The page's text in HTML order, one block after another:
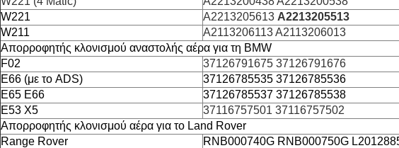
W221
A2213205613 A2213205513
W211
A2113206113 A2113206013
Απορροφητής κλονισμού αναστολής αέρα για τη BMW
F02
37126791675 37126791676
E66 (με το ADS)
37126785535 37126785536
E65 E66
37126785537 37126785538
E53 X5
37116757501 37116757502
Απορροφητής κλονισμού αέρα για το Land Rover
Range Rover
RNB000740G RNB000750G